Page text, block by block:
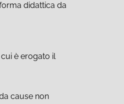
didattica da
è erogato il
cause non